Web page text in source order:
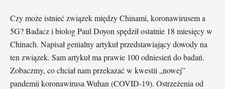
Czy może istnieć związek między Chinami, koronawirusem a
5G? Badacz i biolog Paul Doyon spędził ostatnie 18 miesięcy w
Chinach. Napisał genialny artykuł przedstawiający dowody na
ten związek. Sam artykuł ma prawie 100 odniesień do badań.
Zobaczmy, co chciał nam przekazać w kwestii „nowej”
pandemii koronawirusa Wuhan (COVID-19). Ostrzeżenia od